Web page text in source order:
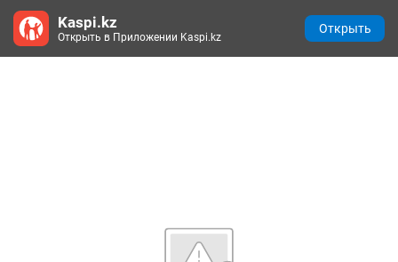
Kaspi.kz
Открыть в Приложении Kaspi.kz
Открыть